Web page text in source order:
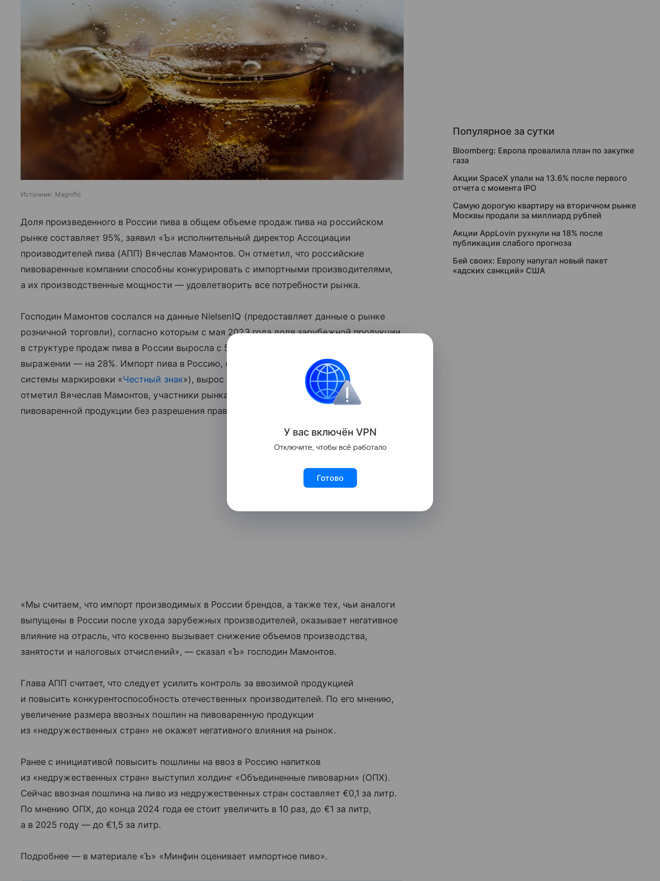
Источник: Magnific
Доля произведенного в России пива в общем объеме продаж пива на российском
рынке составляет 95%, заявил «Ъ» исполнительный директор Ассоциации
производителей пива (АПП) Вячеслав Мамонтов. Он отметил, что российские
пивоваренные компании способны конкурировать с импортными производителями,
а их производственные мощности — удовлетворить все потребности рынка.
Господин Мамонтов сослался на данные NielsenIQ (предоставляет данные о рынке
розничной торговли), согласно которым с мая 2023 года доля зарубежной продукции
в структуре продаж пива в России выросла с 5,5% до 6,8%, в натуральном
выражении — на 28%. Импорт пива в Россию, согласно информации ЦРПТ (оператор
системы маркировки «Честный знак»), вырос в 2024 году на 18%. При этом, как
отметил Вячеслав Мамонтов, участники рынка фиксируют проблемы ввоза в Россию
пивоваренной продукции без разрешения правообладателей.
«Мы считаем, что импорт производимых в России брендов, а также тех, чьи аналоги
выпущены в России после ухода зарубежных производителей, оказывает негативное
влияние на отрасль, что косвенно вызывает снижение объемов производства,
занятости и налоговых отчислений», — сказал «Ъ» господин Мамонтов.
Глава АПП считает, что следует усилить контроль за ввозимой продукцией
и повысить конкурентоспособность отечественных производителей. По его мнению,
увеличение размера ввозных пошлин на пивоваренную продукции
из «недружественных стран» не окажет негативного влияния на рынок.
Ранее с инициативой повысить пошлины на ввоз в Россию напитков
из «недружественных стран» выступил холдинг «Объединенные пивоварни» (ОПХ).
Сейчас ввозная пошлина на пиво из недружественных стран составляет €0,1 за литр.
По мнению ОПХ, до конца 2024 года ее стоит увеличить в 10 раз, до €1 за литр,
а в 2025 году — до €1,5 за литр.
Подробнее — в материале «Ъ» «Минфин оценивает импортное пиво».
Популярное за сутки
Bloomberg: Европа провалила план по закупке
газа
Акции SpaceX упали на 13.6% после первого
отчета с момента IPO
Самую дорогую квартиру на вторичном рынке
Москвы продали за миллиард рублей
Акции AppLovin рухнули на 18% после
публикации слабого прогноза
Бей своих: Европу напугал новый пакет
«адских санкций» США
У вас включён VPN
Отключите, чтобы всё работало
Готово